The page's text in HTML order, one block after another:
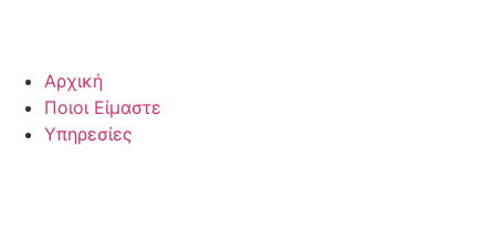
Αρχική
Ποιοι Είμαστε
Υπηρεσίες